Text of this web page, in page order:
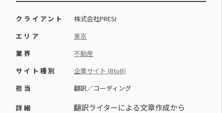
クライアント
株式会社PRESI
エリア
東京
業界
不動産
サイト種別
企業サイト (BtoB)
担当
翻訳／コーディング
詳細
翻訳ライターによる文章作成から